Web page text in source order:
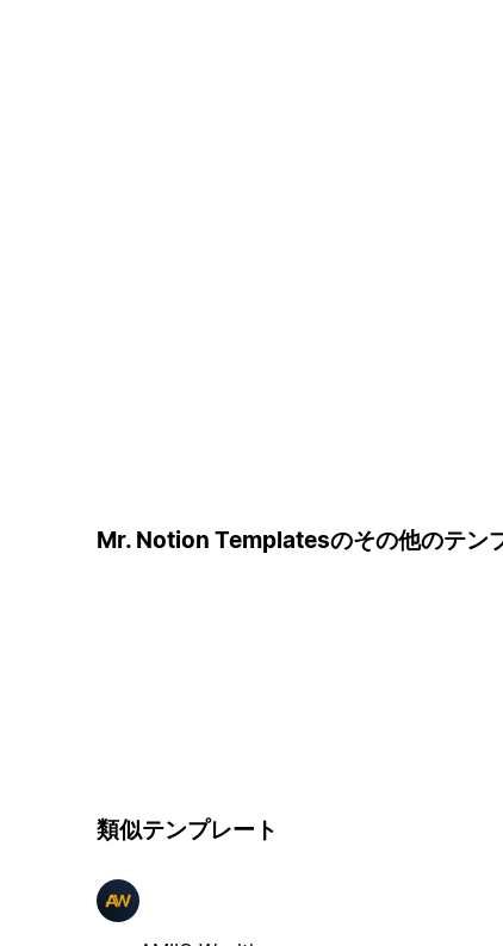
Mr. Notion Templatesのその他のテン
類似テンプレート